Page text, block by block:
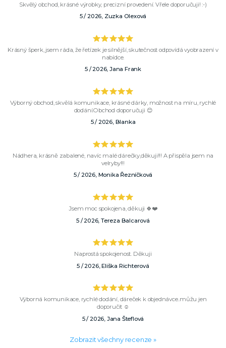
Skvělý obchod, krásné výrobky, precizní provedení. Vřele doporučuji! :-)
5 / 2026, Zuzka Olexová
Krásný šperk, jsem ráda, že řetízek je silnější, skutečnost odpovídá vyobrazení v
nabídce.
5 / 2026, Jana Frank
Výborný obchod, skvělá komunikace, krásné dárky, možnost na míru, rychlé
dodání.Obchod doporučuji 😊
5 / 2026, Blanka
Nádhera, krásně zabalené, navíc malé dárečky,děkuji!!! A přispěla jsem na
velryby!!!
5 / 2026, Monika Řezníčková
Jsem moc spokojena, děkuji 🍀❤️
5 / 2026, Tereza Balcarová
Naprostá spokojenost. Děkuji
5 / 2026, Eliška Richterová
Výborná komunikace, rychlé dodání, dáreček k objednávce..můžu jen
doporučit ☺️
5 / 2026, Jana Šteflová
Zobrazit všechny recenze »